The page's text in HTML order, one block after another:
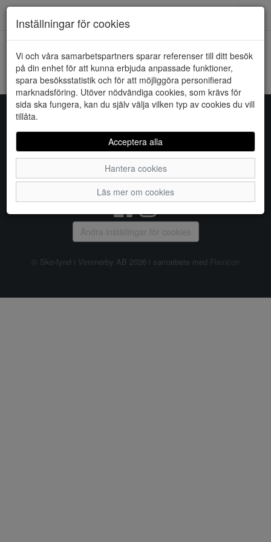
HEM RIEKER
Kunde inte hitta några artiklar...
Inställningar för cookies
Vi och våra samarbetspartners sparar referenser till ditt besök
på din enhet för att kunna erbjuda anpassade funktioner,
spara besöksstatistik och för att möjliggöra personifierad
marknadsföring. Utöver nödvändiga cookies, som krävs för
sida ska fungera, kan du själv välja vilken typ av cookies du vill
tillåta.
Acceptera alla
Hantera cookies
Läs mer om cookies
Sko-fynd i Vimmerby AB
S:t Torget 2, 598 21 VIMMERBY, Telefon:
| Om oss Kontakta oss
Ändra inställingar för cookies
© Sko-fynd i Vimmerby AB 2026 i samarbete med Flexicon